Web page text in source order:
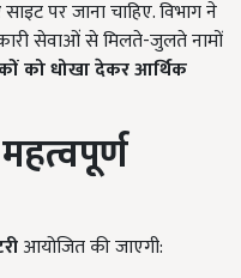
साइट पर जाना चाहिए. विभाग ने
सेवाओं से मिलते-जुलते नामों
को धोखा देकर आर्थिक
आयोजित की जाएगी: